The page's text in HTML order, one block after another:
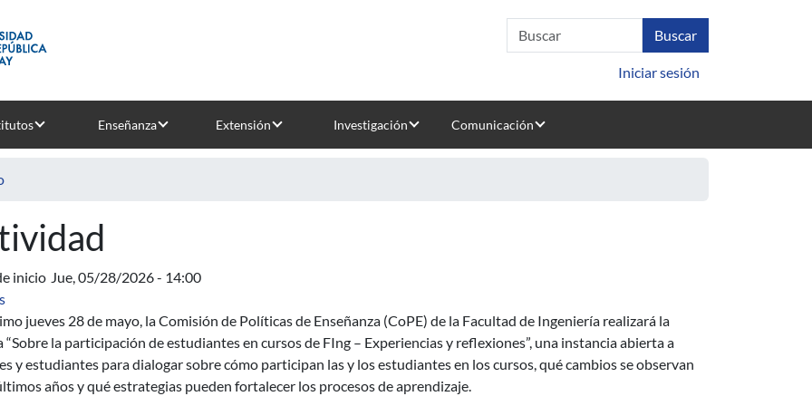
Iniciar sesión
Enseñanza Extensión Investigación Comunicación
inicio Jue, 05/28/2026 - 14:00
sobre Sobre la participación de estudiantes en cursos de FIng – Experiencias y reflexiones
jueves 28 de mayo, la Comisión de Políticas de Enseñanza (CoPE) de la Facultad de Ingeniería realizará la
“Sobre la participación de estudiantes en cursos de FIng – Experiencias y reflexiones”, una instancia abierta a
y estudiantes para dialogar sobre cómo participan las y los estudiantes en los cursos, qué cambios se observan
años y qué estrategias pueden fortalecer los procesos de aprendizaje.